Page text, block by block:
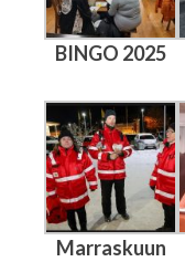
BINGO 2025
Marraskuun